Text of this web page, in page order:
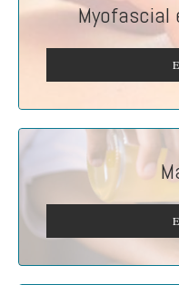
Myofascial